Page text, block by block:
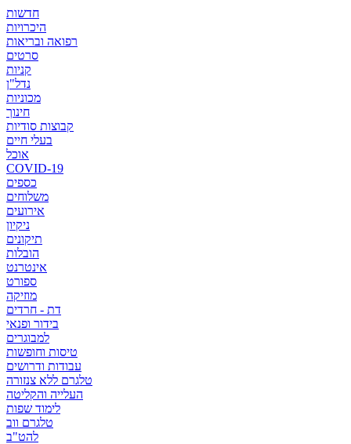
חדשות
היכרויות
רפואה ובריאות
סרטים
קניות
נדל"ן
מכוניות
חינוך
קבוצות סודיות
בעלי חיים
אוכל
COVID-19
כספים
משלוחים
אירועים
ניקיון
תיקונים
הובלות
אינטרנט
ספורט
מוזיקה
דת - חרדים
בידור ופנאי
למבוגרים
טיסות וחופשות
עבודות ודרושים
טלגרם ללא צנזורה
העלייה והקליטה
לימוד שפות
טלגרם ווב
להט"ב